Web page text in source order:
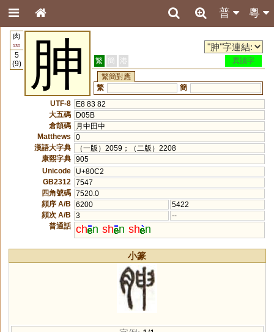
粵
普
肉
130
5
(9)
胂 繁 簡 港
異讀字
繁簡對應
繁
簡
UTF-8
E8 83 82
大五碼
D05B
倉頡碼
月中田中
Matthews
0
漢語大字典
（一版）2059；（二版）2208
康熙字典 905
Unicode
U+80C2
GB2312
7547
四角號碼 7520.0
頻序 A/B
6200
5422
頻次 A/B
3
--
普通話 ch n sh n sh n
小篆